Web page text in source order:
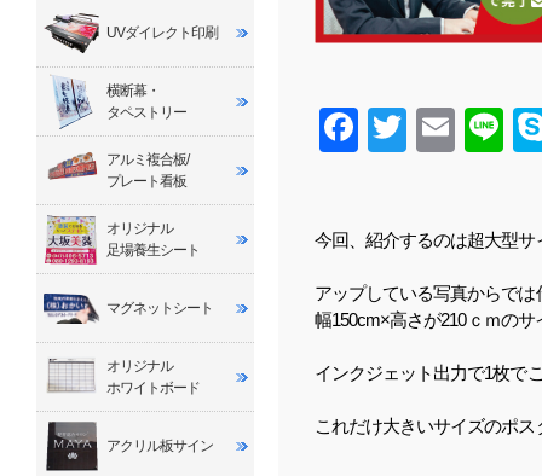
FacebookTwitter Email Line
今回、紹介するのは超大型
アップしている写真からで
幅150cm×高さが210ｃｍの
インクジェット出力で1枚で
これだけ大きいサイズのポ
UVダイレクト印刷
横断幕・
タペストリー
アルミ複合板/
プレート看板
オリジナル
足場養生シート
マグネットシート
オリジナル
ホワイトボード
アクリル板サイン